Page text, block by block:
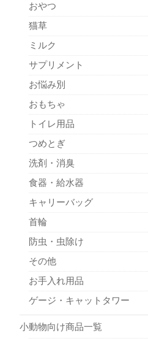
おやつ
猫草
ミルク
サプリメント
お悩み別
おもちゃ
トイレ用品
つめとぎ
洗剤・消臭
食器・給水器
キャリーバッグ
首輪
防虫・虫除け
その他
お手入れ用品
ゲージ・キャットタワー
小動物向け商品一覧